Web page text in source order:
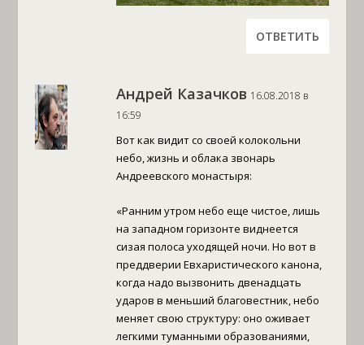
ОТВЕТИТЬ
Андрей Казачков 16.08.2018 в
16:59
Вот как видит со своей колокольни
небо, жизнь и облака звонарь
Андреевского монастыря:
«Ранним утром небо еще чистое, лишь
на западном горизонте виднеется
сизая полоса уходящей ночи. Но вот в
преддверии Евхаристического канона,
когда надо вызвонить двенадцать
ударов в меньший благовестник, небо
меняет свою структуру: оно оживает
легкими туманными образованиями,